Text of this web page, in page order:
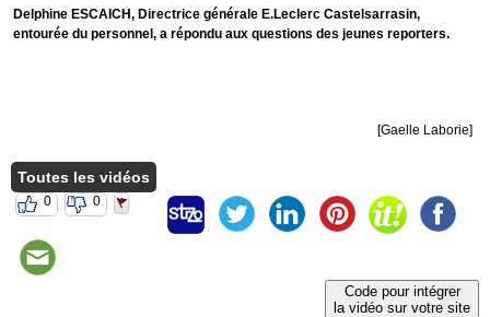
Delphine ESCAICH, Directrice générale E.Leclerc Castelsarrasin,
entourée du personnel, a répondu aux questions des jeunes reporters.
[Gaelle Laborie]
Toutes les vidéos
0 0
Code pour intégrer
la vidéo sur votre site